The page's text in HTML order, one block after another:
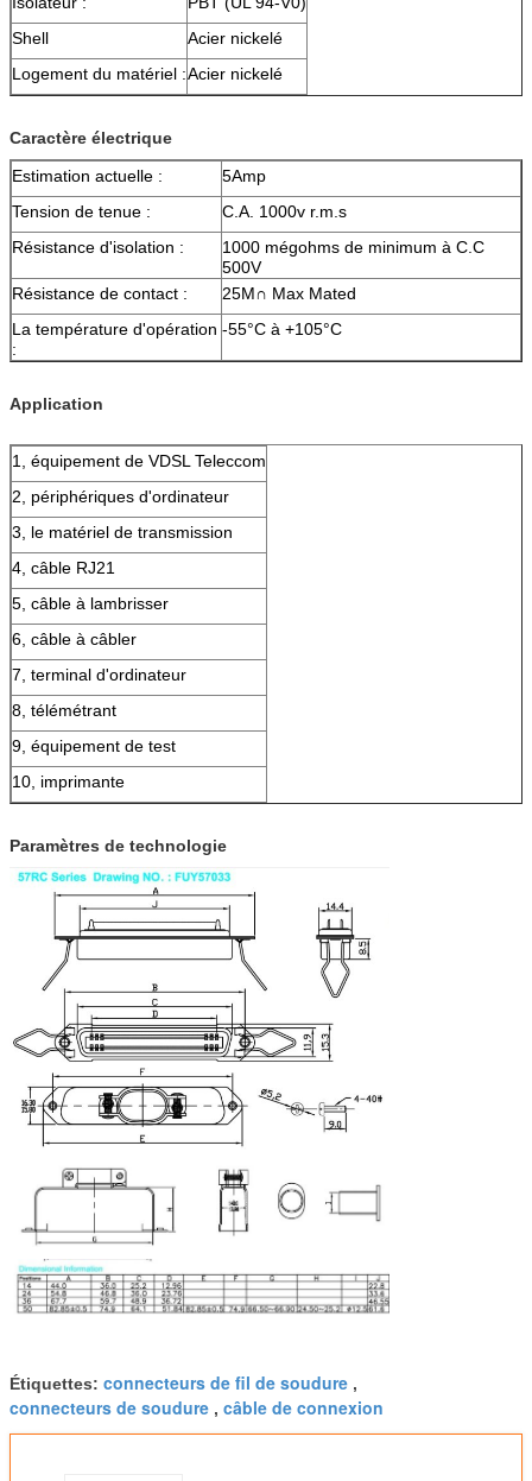
Shell
Acier nickelé
Logement du matériel :Acier nickelé
Caractère électrique
Estimation actuelle :
5Amp
Tension de tenue :
C.A. 1000v r.m.s
Résistance d'isolation :
1000 mégohms de minimum à C.C
500V
Résistance de contact :
25M∩ Max Mated
La température d'opération
:
-55°C à +105°C
Application
1, équipement de VDSL Teleccom
2, périphériques d'ordinateur
3, le matériel de transmission
4, câble RJ21
5, câble à lambrisser
6, câble à câbler
7, terminal d'ordinateur
8, télémétrant
9, équipement de test
10, imprimante
Paramètres de technologie
Étiquettes: connecteurs de fil de soudure ,
connecteurs de soudure , câble de connexion